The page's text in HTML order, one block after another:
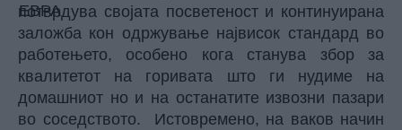
потврдува својата посветеност и континуирана
заложба кон одржување највисок стандард во
работењето, особено кога станува збор за
квалитетот на горивата што ги нудиме на
домашниот но и на останатите извозни пазари
во соседството. Истовремено, на ваков начин